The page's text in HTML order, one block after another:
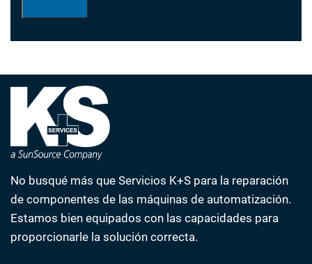
No busqué más que Servicios K+S para la reparación
de componentes de las máquinas de automatización.
Estamos bien equipados con las capacidades para
proporcionarle la solución correcta.